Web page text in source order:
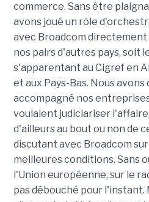
commerce. Sans être
avons joué un rôle
avec Broadcom
nos pairs d'autres pays, soit
s'apparentant au Cigref en
et aux Pays-Bas. Nous avons
accompagné nos
voulaient judiciariser
d'ailleurs au bout ou non de
discutant avec Broadcom
meilleures conditions. Sans
l'Union européenne, sur le
pas débouché pour l'instant.